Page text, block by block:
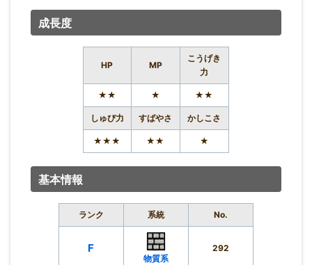
成長度
HP MP
こうげき
力
★★ ★ ★★
しゅび力 すばやさ かしこさ
★★★ ★★ ★
基本情報
ランク 系統 No.
F
物質系
292